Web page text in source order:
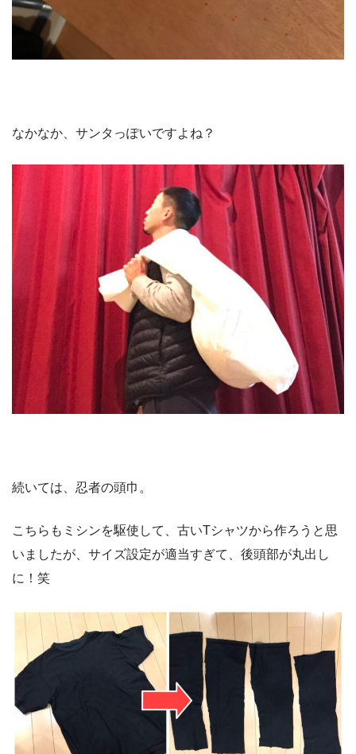
なかなか、サンタっぽいですよね？
続いては、忍者の頭巾。
こちらもミシンを駆使して、古いTシャツから作ろうと思
いましたが、サイズ設定が適当すぎて、後頭部が丸出し
に！笑